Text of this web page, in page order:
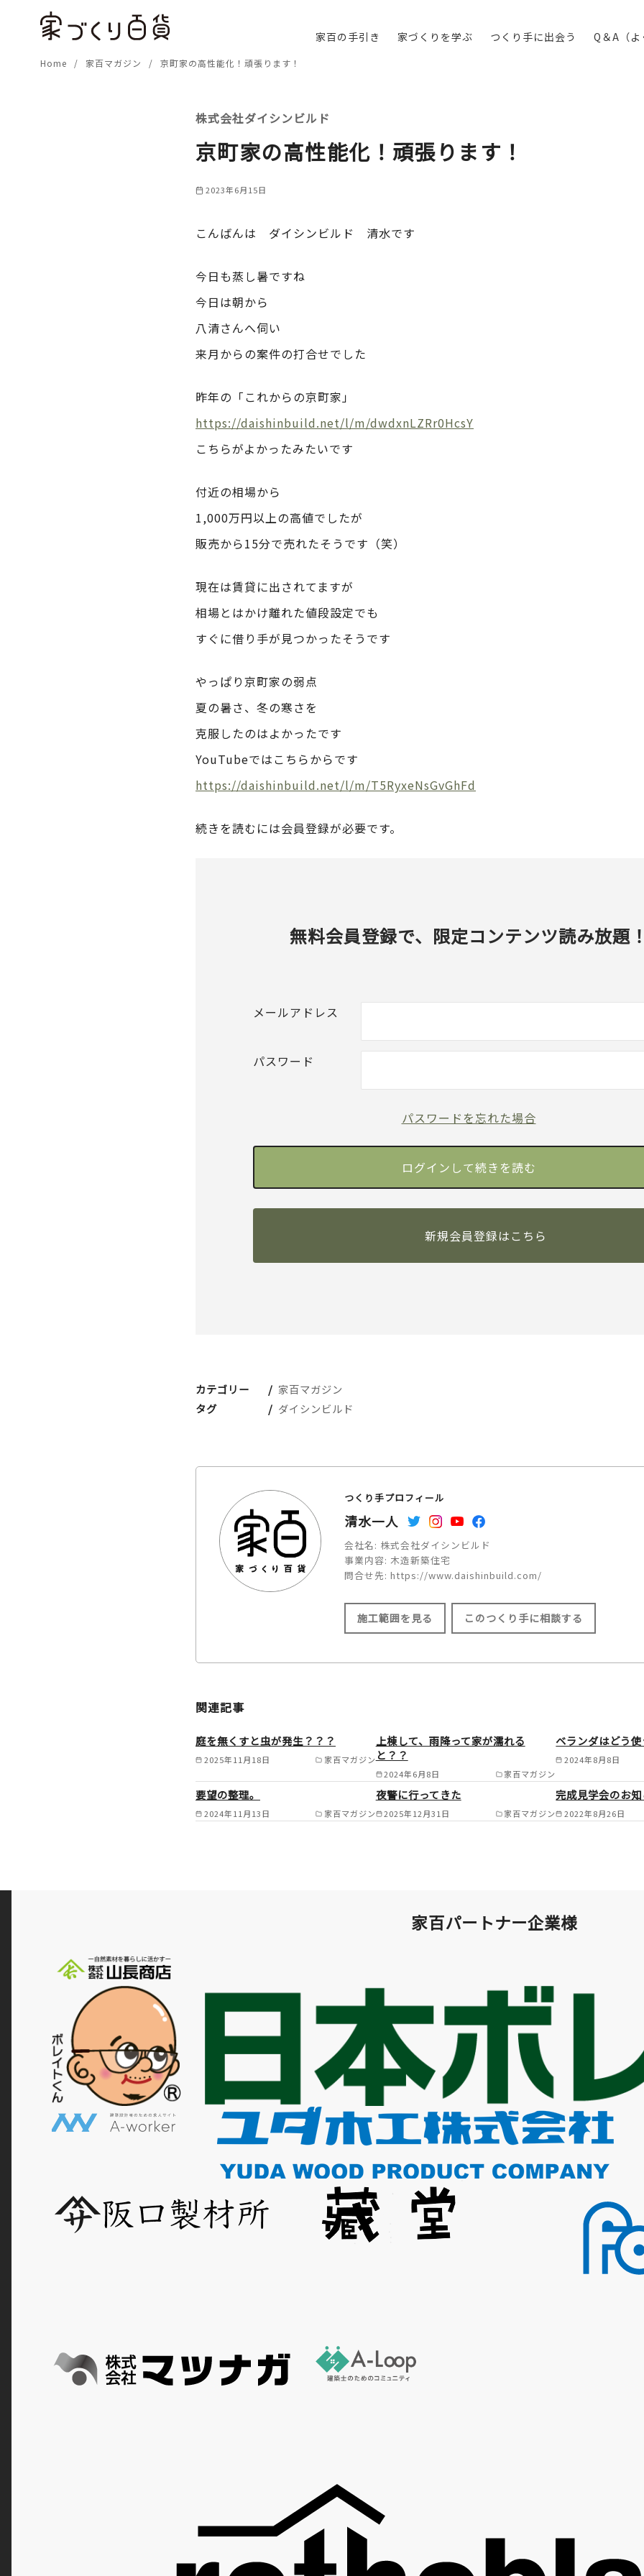
家百の手引き 家づくりを学ぶ つくり手に出会う Q＆A（
Home 家百マガジン 京町家の高性能化！頑張ります！
株式会社ダイシンビルド
京町家の高性能化！頑張ります！
2023年6月15日
こんばんは ダイシンビルド 清水です
今日も蒸し暑ですね
今日は朝から
八清さんへ伺い
来月からの案件の打合せでした
昨年の「これからの京町家」
https://daishinbuild.net/l/m/dwdxnLZRr0HcsY
こちらがよかったみたいです
付近の相場から
1,000万円以上の高値でしたが
販売から15分で売れたそうです（笑）
現在は賃貸に出されてますが
相場とはかけ離れた値段設定でも
すぐに借り手が見つかったそうです
やっぱり京町家の弱点
夏の暑さ、冬の寒さを
克服したのはよかったです
YouTubeではこちらからです
https://daishinbuild.net/l/m/T5RyxeNsGvGhFd
続きを読むには会員登録が必要です。
無料会員登録で、限定コンテンツ読み放題
メールアドレス
パスワード
パスワードを忘れた場合
新規会員登録はこちら
カテゴリー
家百マガジン
タグ
ダイシンビルド
つくり手プロフィール
清水一人
会社名: 株式会社ダイシンビルド
事業内容: 木造新築住宅
問合せ先: https://www.daishinbuild.com/
施工範囲を見る
箕面市/池田市/川西市/宝塚市/伊丹市/
本町/大山崎町/長岡京市/京都市/宇治
市/城陽市/寝屋川市/守口市/門真市/東
市/藤井寺市/羽曳野市/八尾市/柏原市/
このつくり手に相談する
関連記事
2025年11月18日 家百マガジン
庭を無くすと虫が発生？？？
2024年6月8日 家百マガジン
上棟して、雨降って家が濡れる
と？？
2024年8月8日
ベランダはどう
2024年11月13日 家百マガジン
要望の整理。
2025年12月31日 家百マガジン
夜警に行ってきた
2022年8月26日
完成見学会のお
家百パートナー企業様